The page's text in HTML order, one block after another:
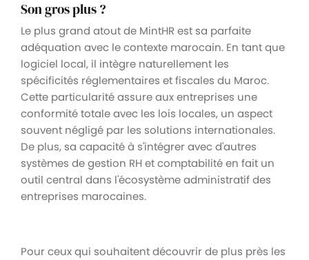
Son gros plus ?
Le plus grand atout de MintHR est sa parfaite
adéquation avec le contexte marocain. En tant que
logiciel local, il intègre naturellement les
spécificités réglementaires et fiscales du Maroc.
Cette particularité assure aux entreprises une
conformité totale avec les lois locales, un aspect
souvent négligé par les solutions internationales.
De plus, sa capacité à s'intégrer avec d'autres
systèmes de gestion RH et comptabilité en fait un
outil central dans l'écosystème administratif des
entreprises marocaines.
Pour ceux qui souhaitent découvrir de plus près les